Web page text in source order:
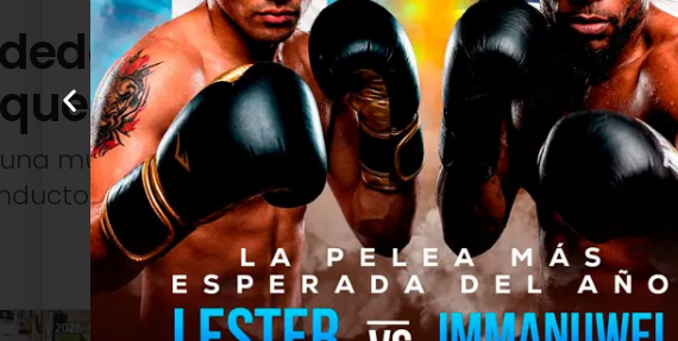
es arrollada por
se da a la fuga
mujer que caminaba con su carreta fue
que luego huyó en un sector de Villa